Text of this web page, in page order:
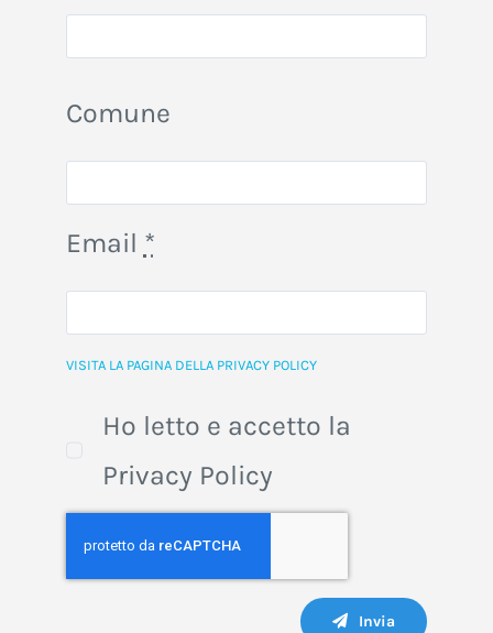
Comune
Email *
VISITA LA PAGINA DELLA PRIVACY POLICY
Ho letto e accetto la
Privacy Policy
Invia